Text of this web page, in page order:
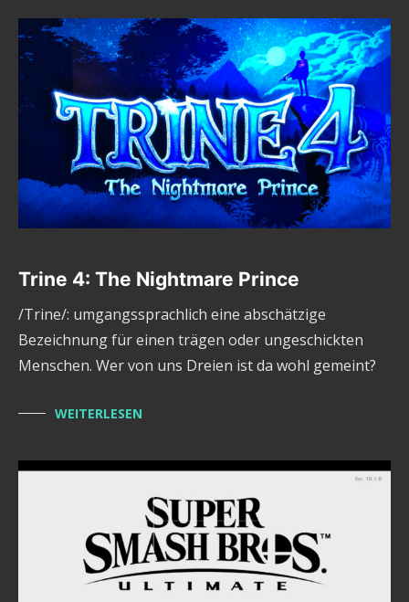
Trine 4: The Nightmare Prince
/Trine/: umgangssprachlich eine abschätzige
Bezeichnung für einen trägen oder ungeschickten
Menschen. Wer von uns Dreien ist da wohl gemeint?
WEITERLESEN